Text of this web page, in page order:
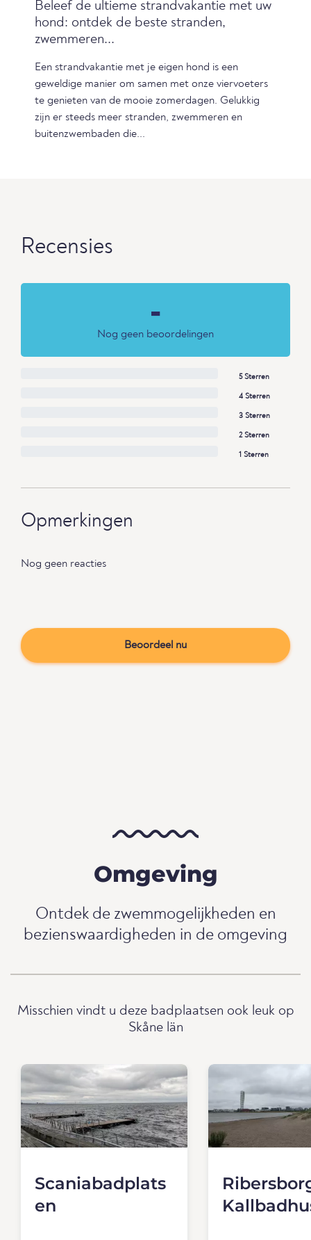
Beleef de ultieme strandvakantie met uw
hond: ontdek de beste stranden,
zwemmeren...
Een strandvakantie met je eigen hond is een
geweldige manier om samen met onze viervoeters
te genieten van de mooie zomerdagen. Gelukkig
zijn er steeds meer stranden, zwemmeren en
buitenzwembaden die...
Recensies
-
Nog geen beoordelingen
5 Sterren
4 Sterren
3 Sterren
2 Sterren
1 Sterren
Opmerkingen
Nog geen reacties
Beoordeel nu
Omgeving
Ontdek de zwemmogelijkheden en
bezienswaardigheden in de omgeving
Misschien vindt u deze badplaatsen ook leuk op
Skåne län
Scaniabadplats
en